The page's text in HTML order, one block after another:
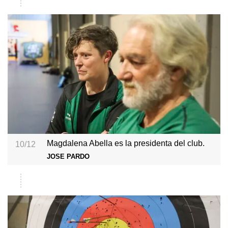
10/12 Magdalena Abella es la presidenta del club.
JOSE PARDO